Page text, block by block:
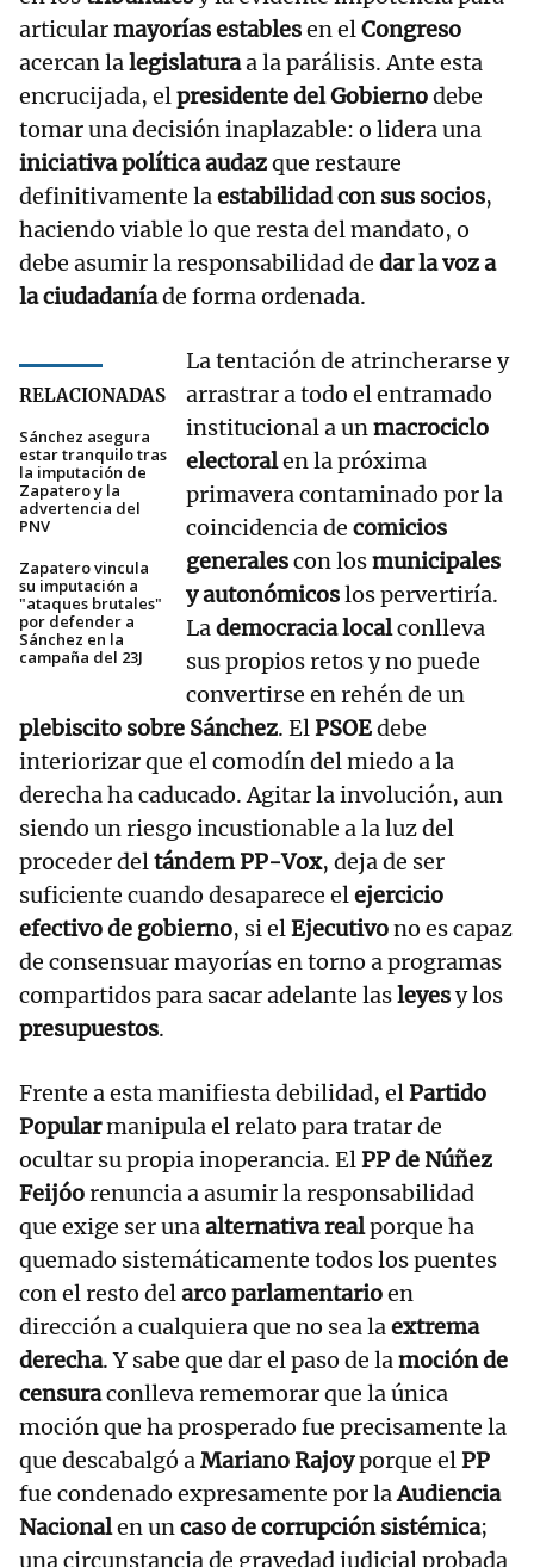
articularmayorías establesen elCongreso
acercan lalegislaturaa la parálisis. Ante esta
encrucijada, elpresidente del Gobiernodebe
tomar una decisión inaplazable: o lidera una
iniciativa política audazque restaure
definitivamente laestabilidad con sus socios,
haciendo viable lo que resta del mandato, o
debe asumir la responsabilidad de dar la voz a
la ciudadaníade forma ordenada.
RELACIONADAS
Sánchez asegura
estar tranquilo tras
la imputación de
Zapatero y la
advertencia del
PNV
Zapatero vincula
su imputación a
"ataques brutales"
por defender a
Sánchez en la
campaña del 23J
La tentación de atrincherarse y
arrastrar a todo el entramado
institucional a unmacrociclo
electoralen la próxima
primavera contaminado por la
coincidencia de comicios
generalescon losmunicipales
y autonómicoslos pervertiría.
Lademocracia localconlleva
sus propios retos y no puede
convertirse en rehén de un
plebiscito sobre Sánchez. ElPSOEdebe
interiorizar que el comodín del miedo a la
derecha ha caducado. Agitar la involución, aun
siendo un riesgo incustionable a la luz del
proceder deltándem PP-Vox, deja de ser
suficiente cuando desaparece elejercicio
efectivo de gobierno, si elEjecutivono es capaz
de consensuar mayorías en torno a programas
compartidos para sacar adelante lasleyesy los
presupuestos.
Frente a esta manifiesta debilidad, elPartido
Popularmanipula el relato para tratar de
ocultar su propia inoperancia. ElPP de Núñez
Feijóorenuncia a asumir la responsabilidad
que exige ser unaalternativa realporque ha
quemado sistemáticamente todos los puentes
con el resto delarco parlamentarioen
dirección a cualquiera que no sea laextrema
derecha. Y sabe que dar el paso de lamoción de
censuraconlleva rememorar que la única
moción que ha prosperado fue precisamente la
que descabalgó aMariano Rajoyporque elPP
fue condenado expresamente por laAudiencia
Nacionalen uncaso de corrupción sistémica;
una circunstancia de gravedad judicial probada